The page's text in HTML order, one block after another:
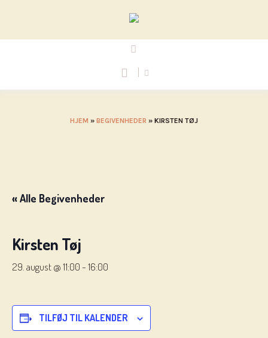
HJEM » BEGIVENHEDER » KIRSTEN TØJ
« Alle Begivenheder
Kirsten Tøj
29. august @ 11:00 -16:00
TILFØJ TIL KALENDER